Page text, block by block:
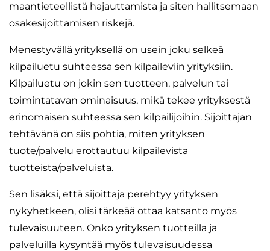
maantieteellistä hajauttamista ja siten hallitsemaan
osakesijoittamisen riskejä.
Menestyvällä yrityksellä on usein joku selkeä
kilpailuetu suhteessa sen kilpaileviin yrityksiin.
Kilpailuetu on jokin sen tuotteen, palvelun tai
toimintatavan ominaisuus, mikä tekee yrityksestä
erinomaisen suhteessa sen kilpailijoihin. Sijoittajan
tehtävänä on siis pohtia, miten yrityksen
tuote/palvelu erottautuu kilpailevista
tuotteista/palveluista.
Sen lisäksi, että sijoittaja perehtyy yrityksen
nykyhetkeen, olisi tärkeää ottaa katsanto myös
tulevaisuuteen. Onko yrityksen tuotteilla ja
palveluilla kysyntää myös tulevaisuudessa